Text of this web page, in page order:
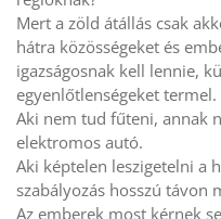
Mert a zöld átállás csak
hátra közösségeket és
igazságosnak kell lennie,
egyenlőtlenségeket termel.
Aki nem tud fűteni, annak
elektromos autó.
Aki képtelen leszigetelni a
szabályozás hosszú távon
Az emberek most kérnek